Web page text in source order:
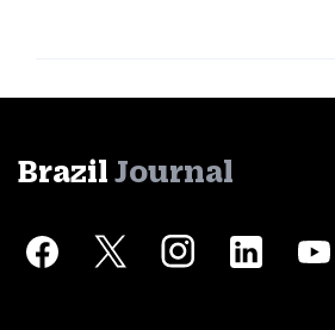
Brazil Journal